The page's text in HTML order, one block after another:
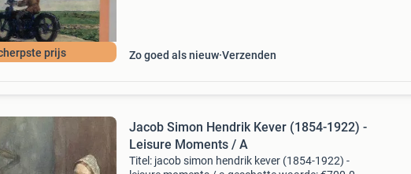
prijs Zo goed als nieuw Verzenden
Jacob Simon Hendrik Kever (1854-1922) -
Leisure Moments / A
Titel: jacob simon hendrik kever (1854-1922) -